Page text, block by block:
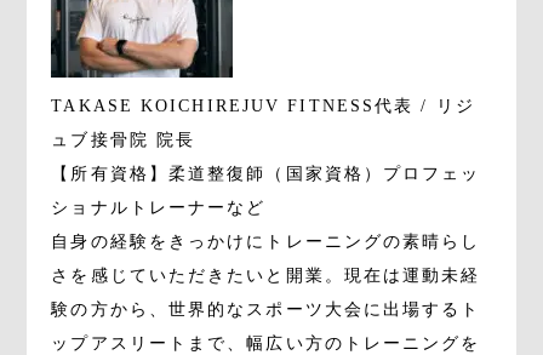
TAKASE KOICHI REJUV FITNESS代表 / リジ
ュブ接骨院 院長
【所有資格】柔道整復師（国家資格）プロフェッ
ショナルトレーナーなど
自身の経験をきっかけにトレーニングの素晴らし
さを感じていただきたいと開業。現在は運動未経
験の方から、世界的なスポーツ大会に出場するト
ップアスリートまで、幅広い方のトレーニングを